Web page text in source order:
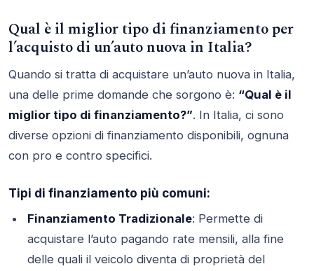
Qual è il miglior tipo di finanziamento per
l’acquisto di un’auto nuova in Italia?
Quando si tratta di acquistare un’auto nuova in Italia,
una delle prime domande che sorgono è: “Qual è il
miglior tipo di finanziamento?”. In Italia, ci sono
diverse opzioni di finanziamento disponibili, ognuna
con pro e contro specifici.
Tipi di finanziamento più comuni:
Finanziamento Tradizionale: Permette di
acquistare l’auto pagando rate mensili, alla fine
delle quali il veicolo diventa di proprietà del